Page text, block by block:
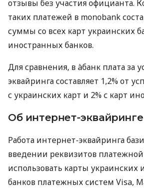
отзывы без участия официанта.
таких платежей в monobank
суммы со всех карт украинских
иностранных банков.
Для сравнения, в àбанк плата за
эквайринга составляет 1,2% от
с украинских карт и 2% с карт
Об интернет-эквайринге
Работа интернет-эквайринга
введении реквизитов
использовать карты
банков платежных систем Visa,